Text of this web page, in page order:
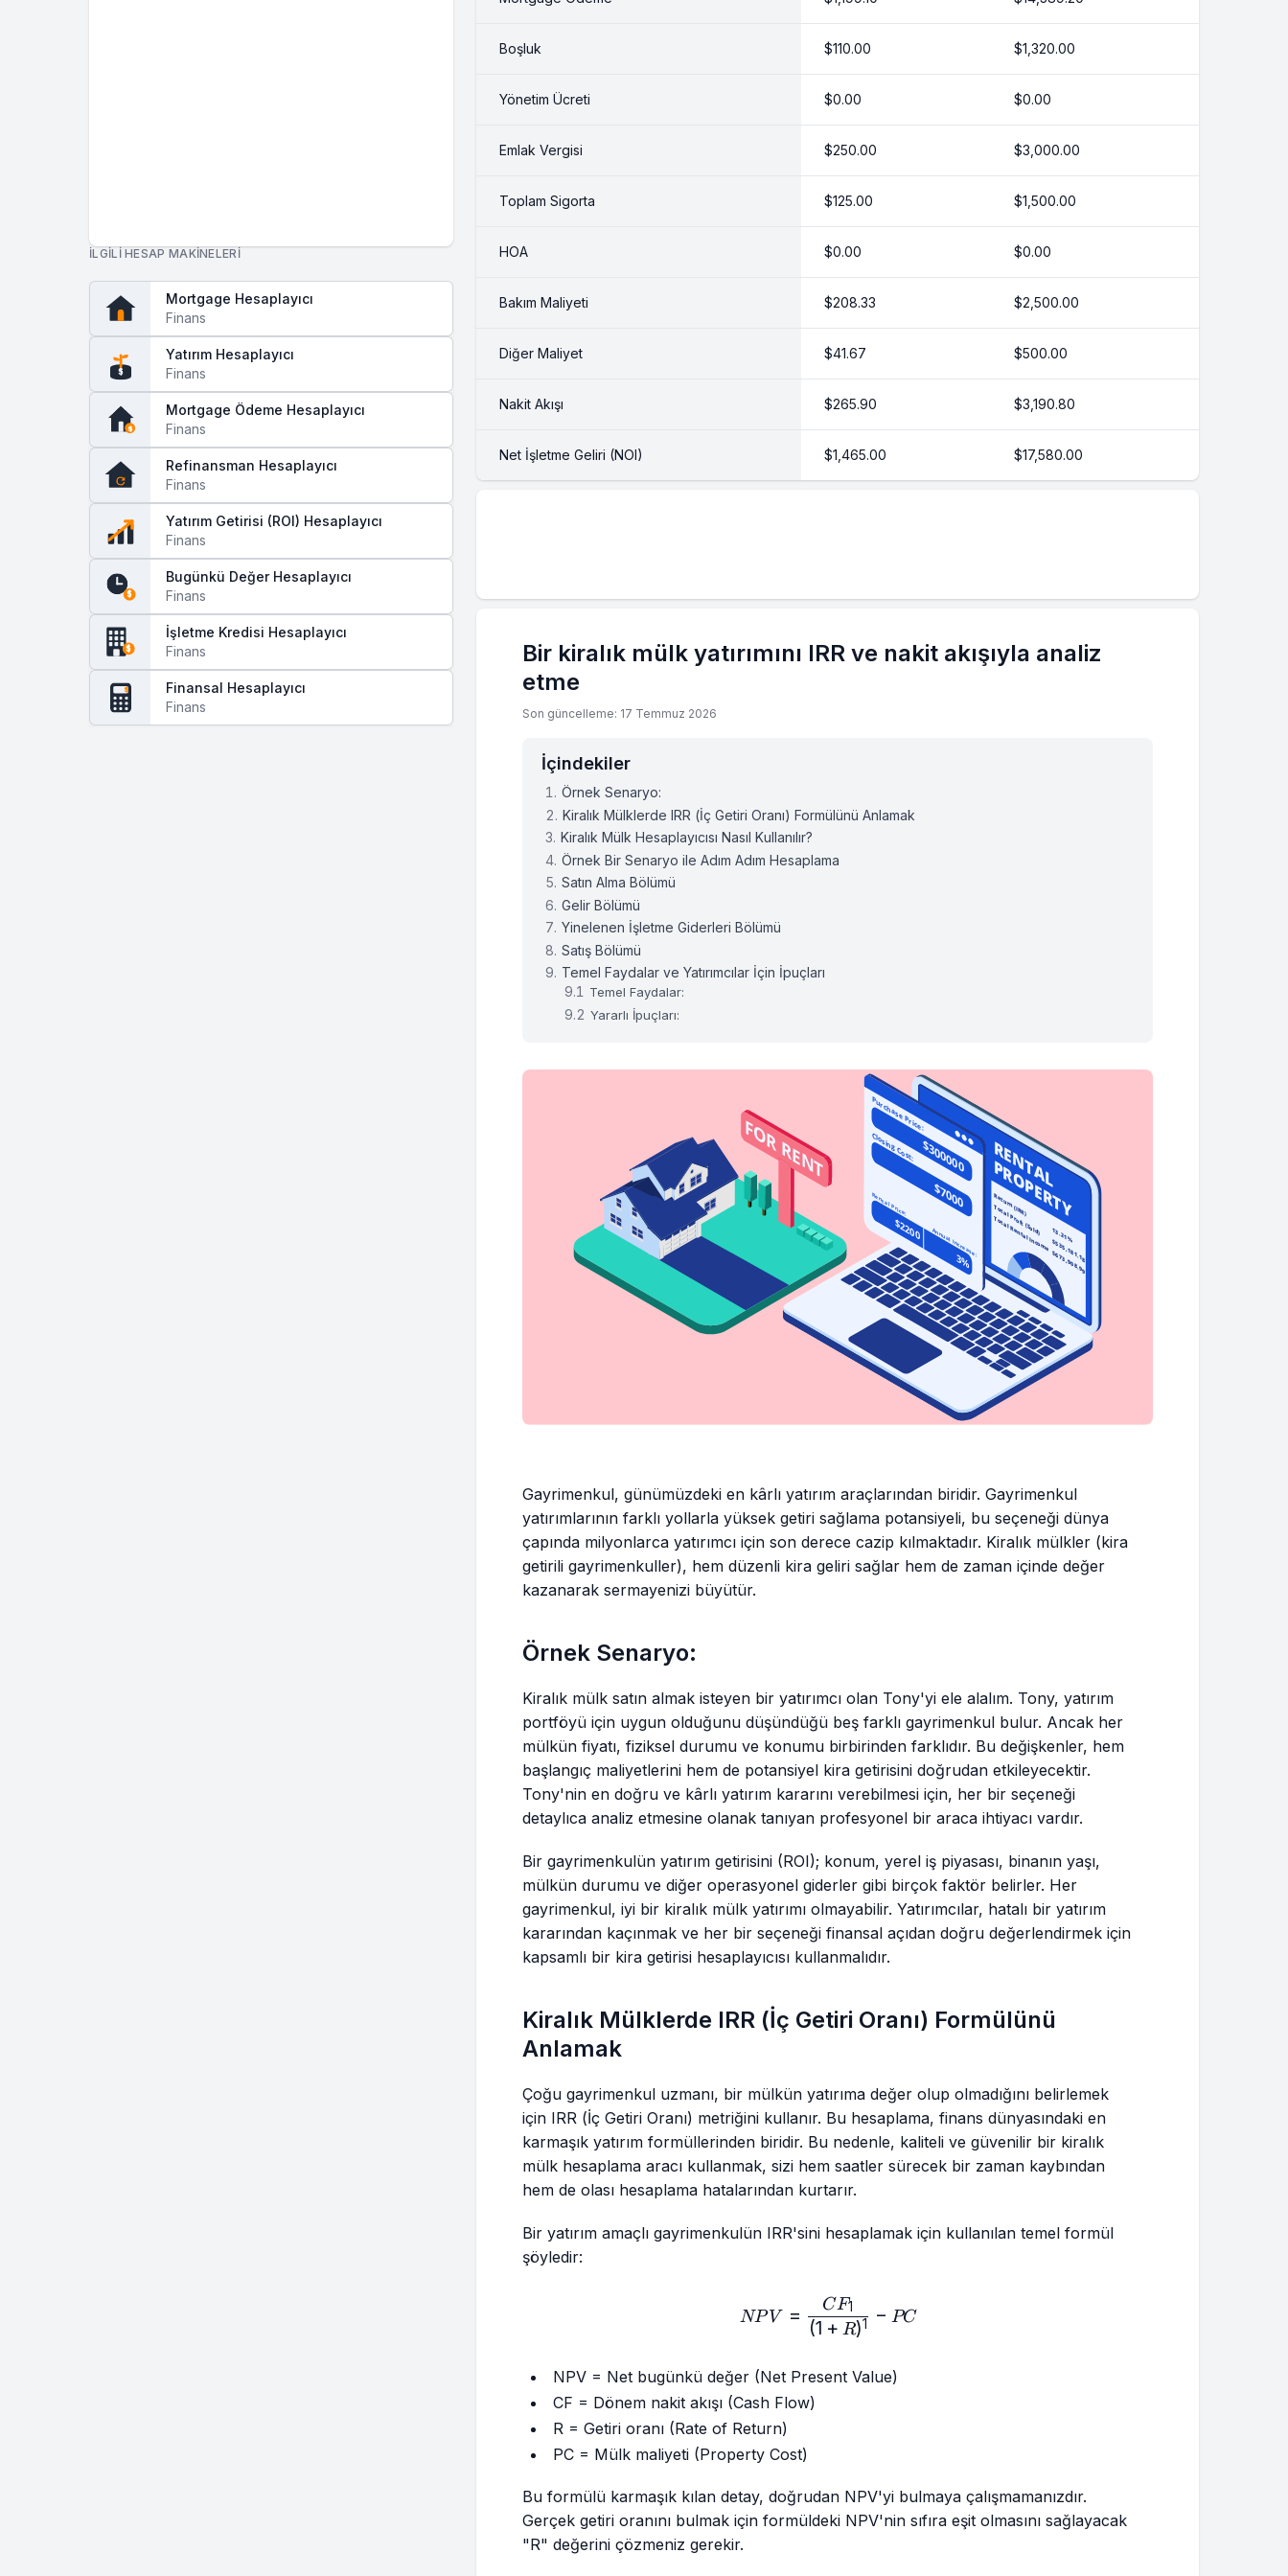
İLGILI HESAP MAKINELERI
Mortgage Hesaplayıcı
Finans
$
Yatırım Hesaplayıcı
Finans
$
Mortgage Ödeme Hesaplayıcı
Finans
Refinansman Hesaplayıcı
Finans
Yatırım Getirisi (ROI) Hesaplayıcı
Finans
$
Bugünkü Değer Hesaplayıcı
Finans
$
İşletme Kredisi Hesaplayıcı
Finans
$
Finansal Hesaplayıcı
Finans
Boşluk $110.00 $1,320.00
Yönetim Ücreti $0.00 $0.00
Emlak Vergisi $250.00 $3,000.00
Toplam Sigorta $125.00 $1,500.00
HOA $0.00 $0.00
Bakım Maliyeti $208.33 $2,500.00
Diğer Maliyet $41.67 $500.00
Nakit Akışı $265.90 $3,190.80
Net İşletme Geliri (NOI) $1,465.00 $17,580.00
Bir kiralık mülk yatırımını IRR ve nakit akışıyla analiz
etme
Son güncelleme: 17 Temmuz 2026
İçindekiler
Örnek Senaryo:
Kiralık Mülklerde IRR (İç Getiri Oranı) Formülünü Anlamak
Kiralık Mülk Hesaplayıcısı Nasıl Kullanılır?
Örnek Bir Senaryo ile Adım Adım Hesaplama
Satın Alma Bölümü
Gelir Bölümü
Yinelenen İşletme Giderleri Bölümü
Satış Bölümü
Temel Faydalar ve Yatırımcılar İçin İpuçları
Temel Faydalar:
Yararlı İpuçları:
Gayrimenkul, günümüzdeki en kârlı yatırım araçlarından biridir. Gayrimenkul
yatırımlarının farklı yollarla yüksek getiri sağlama potansiyeli, bu seçeneği dünya
çapında milyonlarca yatırımcı için son derece cazip kılmaktadır. Kiralık mülkler (kira
getirili gayrimenkuller), hem düzenli kira geliri sağlar hem de zaman içinde değer
kazanarak sermayenizi büyütür.
Örnek Senaryo:
Kiralık mülk satın almak isteyen bir yatırımcı olan Tony'yi ele alalım. Tony, yatırım
portföyü için uygun olduğunu düşündüğü beş farklı gayrimenkul bulur. Ancak her
mülkün fiyatı, fiziksel durumu ve konumu birbirinden farklıdır. Bu değişkenler, hem
başlangıç maliyetlerini hem de potansiyel kira getirisini doğrudan etkileyecektir.
Tony'nin en doğru ve kârlı yatırım kararını verebilmesi için, her bir seçeneği
detaylıca analiz etmesine olanak tanıyan profesyonel bir araca ihtiyacı vardır.
Bir gayrimenkulün yatırım getirisini (ROI); konum, yerel iş piyasası, binanın yaşı,
mülkün durumu ve diğer operasyonel giderler gibi birçok faktör belirler. Her
gayrimenkul, iyi bir kiralık mülk yatırımı olmayabilir. Yatırımcılar, hatalı bir yatırım
kararından kaçınmak ve her bir seçeneği finansal açıdan doğru değerlendirmek için
kapsamlı bir kira getirisi hesaplayıcısı kullanmalıdır.
Kiralık Mülklerde IRR (İç Getiri Oranı) Formülünü
Anlamak
Çoğu gayrimenkul uzmanı, bir mülkün yatırıma değer olup olmadığını belirlemek
için IRR (İç Getiri Oranı) metriğini kullanır. Bu hesaplama, finans dünyasındaki en
karmaşık yatırım formüllerinden biridir. Bu nedenle, kaliteli ve güvenilir bir kiralık
mülk hesaplama aracı kullanmak, sizi hem saatler sürecek bir zaman kaybından
hem de olası hesaplama hatalarından kurtarır.
Bir yatırım amaçlı gayrimenkulün IRR'sini hesaplamak için kullanılan temel formül
şöyledir:
NPV = \frac{CF_1}{(1 + R)^1} - PC
NP V =
(1 + R)1
CF1 − PC
NPV = Net bugünkü değer (Net Present Value)
CF = Dönem nakit akışı (Cash Flow)
R = Getiri oranı (Rate of Return)
PC = Mülk maliyeti (Property Cost)
Bu formülü karmaşık kılan detay, doğrudan NPV'yi bulmaya çalışmamanızdır.
Gerçek getiri oranını bulmak için formüldeki NPV'nin sıfıra eşit olmasını sağlayacak
"R" değerini çözmeniz gerekir.